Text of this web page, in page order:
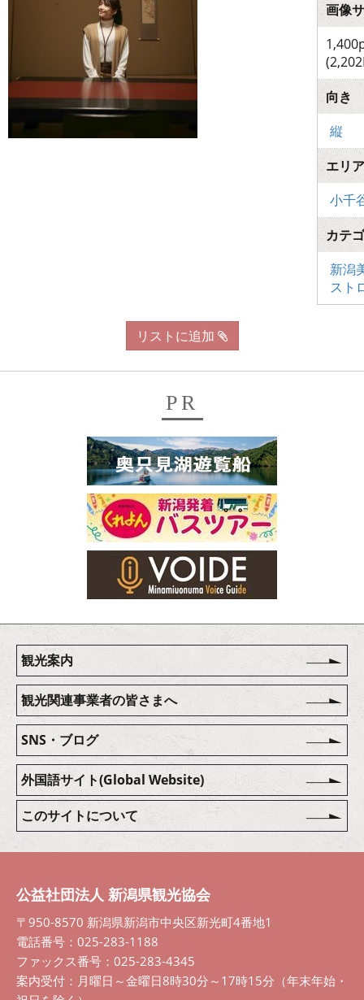
画像
向き
縦
エリア
小千
カテ
新潟
スト
リストに追加
PR
観光案内
観光関連事業者の皆さまへ
SNS・ブログ
外国語サイト(Global Website)
このサイトについて
公益社団法人 新潟県観光協会
〒950-8570 新潟県新潟市中央区新光町4番地1
電話番号：025-283-1188
ファックス番号：025-283-4345
案内受付：月曜日～金曜日8時30分～17時15分（年末年始・